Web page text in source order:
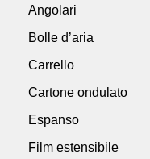
Angolari
Bolle d’aria
Carrello
Cartone ondulato
Espanso
Film estensibile